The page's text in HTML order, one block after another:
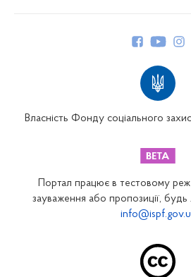
Закарпатське відділення
Запорізьке відділення
Власність Фонду соціального
Портал працює в тестовому
зауваження або пропозиції, будь